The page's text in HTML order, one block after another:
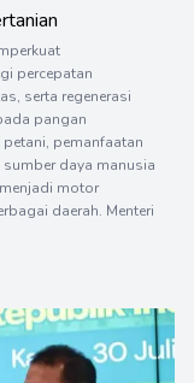
percepatan
serta regenerasi
pangan
pemanfaatan
daya manusia
motor
daerah. Menteri